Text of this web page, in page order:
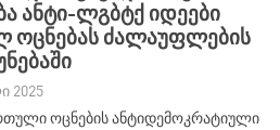
ანტი-ლგბტქ იდეები
ოცნებას ძალაუფლების
2025
ოცნების ანტიდემოკრატიული